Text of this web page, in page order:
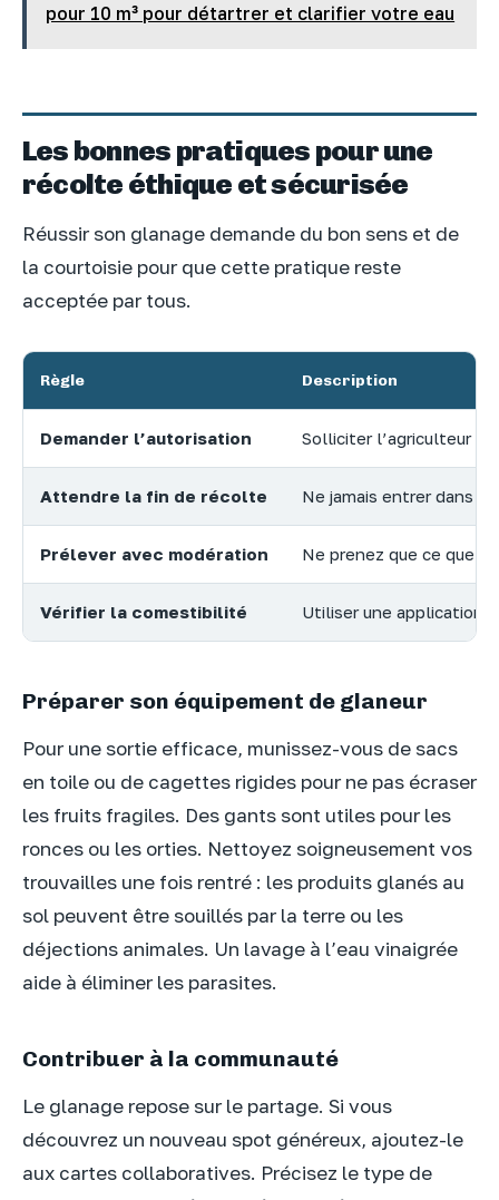
pour 10 m³ pour détartrer et clarifier votre eau
Les bonnes pratiques pour une
récolte éthique et sécurisée
Réussir son glanage demande du bon sens et de
la courtoisie pour que cette pratique reste
acceptée par tous.
Règle Description
Demander l’autorisation Solliciter l’agriculteur
Attendre la fin de récolte Ne jamais entrer dans
Prélever avec modération Ne prenez que ce que
Vérifier la comestibilité Utiliser une application
Préparer son équipement de glaneur
Pour une sortie efficace, munissez-vous de sacs
en toile ou de cagettes rigides pour ne pas écraser
les fruits fragiles. Des gants sont utiles pour les
ronces ou les orties. Nettoyez soigneusement vos
trouvailles une fois rentré : les produits glanés au
sol peuvent être souillés par la terre ou les
déjections animales. Un lavage à l’eau vinaigrée
aide à éliminer les parasites.
Contribuer à la communauté
Le glanage repose sur le partage. Si vous
découvrez un nouveau spot généreux, ajoutez-le
aux cartes collaboratives. Précisez le type de